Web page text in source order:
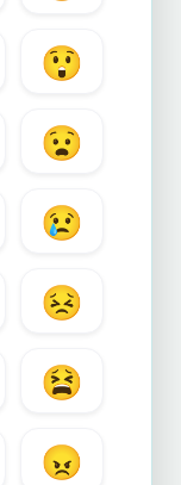
😲
😧
😢
😣
😫
😠